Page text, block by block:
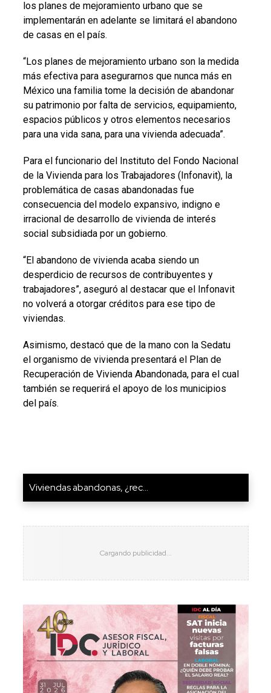
los planes de mejoramiento urbano que se
implementarán en adelante se limitará el abandono
de casas en el país.
“Los planes de mejoramiento urbano son la medida
más efectiva para asegurarnos que nunca más en
México una familia tome la decisión de abandonar
su patrimonio por falta de servicios, equipamiento,
espacios públicos y otros elementos necesarios
para una vida sana, para una vivienda adecuada”.
Para el funcionario del Instituto del Fondo Nacional
de la Vivienda para los Trabajadores (Infonavit), la
problemática de casas abandonadas fue
consecuencia del modelo expansivo, indigno e
irracional de desarrollo de vivienda de interés
social subsidiada por un gobierno.
“El abandono de vivienda acaba siendo un
desperdicio de recursos de contribuyentes y
trabajadores”, aseguró al destacar que el Infonavit
no volverá a otorgar créditos para ese tipo de
viviendas.
Asimismo, destacó que de la mano con la Sedatu
el organismo de vivienda presentará el Plan de
Recuperación de Vivienda Abandonada, para el cual
también se requerirá el apoyo de los municipios
del país.
Viviendas abandonas, ¿rec...